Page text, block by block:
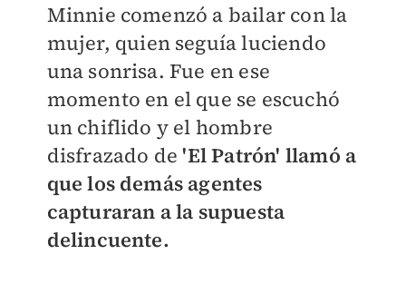
Minnie comenzó a bailar con la
mujer, quien seguía luciendo
una sonrisa. Fue en ese
momento en el que se escuchó
un chiflido y el hombre
disfrazado de'El Patrón' llamó a
que los demás agentes
capturaran a la supuesta
delincuente.